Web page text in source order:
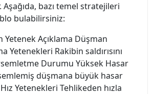
Aşağıda, bazı temel stratejileri
bulabilirsiniz:
Açıklama Düşman
Yetenekleri Rakibin saldırısını
Durumu Yüksek Hasar
düşmana büyük hasar
Hız Yetenekleri Tehlikeden hızla